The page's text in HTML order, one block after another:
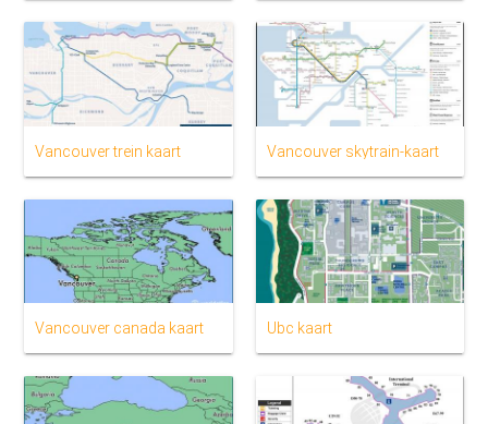
Vancouver trein kaart Vancouver skytrain-kaart
Vancouver canada kaart Ubc kaart